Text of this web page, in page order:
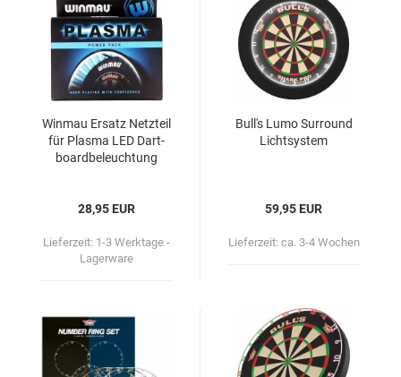
Win­mau Er­satz Netz­teil
für Plas­ma LED Dart­
board­be­leuch­tung
28,95 EUR
Lieferzeit: 1-3 Werktage -
Lagerware
Bull's Lumo Sur­round
Licht­sys­tem
59,95 EUR
Lieferzeit: ca. 3-4 Wochen